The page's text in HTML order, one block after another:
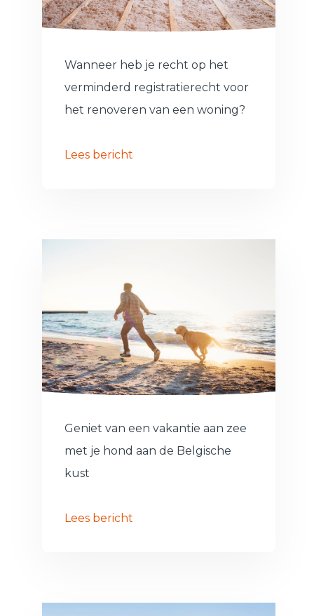
Wanneer heb je recht op het
verminderd registratierecht voor
het renoveren van een woning?
Lees bericht
Geniet van een vakantie aan zee
met je hond aan de Belgische
kust
Lees bericht